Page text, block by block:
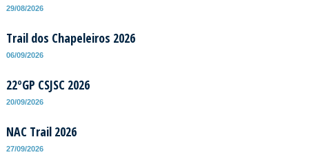
29/08/2026
Trail dos Chapeleiros 2026
06/09/2026
22ºGP CSJSC 2026
20/09/2026
NAC Trail 2026
27/09/2026